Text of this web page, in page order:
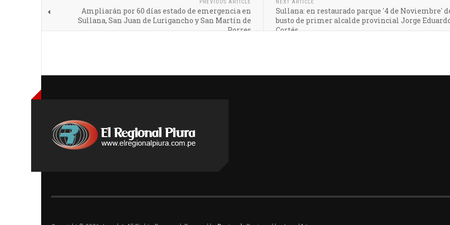
PREVIOUS ARTICLE
Ampliarán por 60 días estado de emergencia en
Sullana, San Juan de Lurigancho y San Martín de
Porres
NEXT ARTICLE
Sullana: en restaurado parque '4 de Noviembre'
busto de primer alcalde provincial Jorge
Cortés